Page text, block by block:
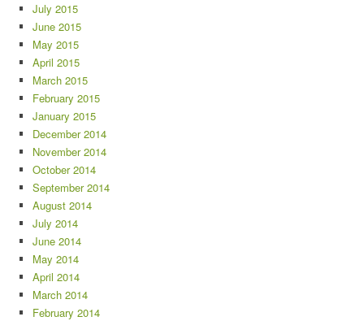
July 2015
June 2015
May 2015
April 2015
March 2015
February 2015
January 2015
December 2014
November 2014
October 2014
September 2014
August 2014
July 2014
June 2014
May 2014
April 2014
March 2014
February 2014